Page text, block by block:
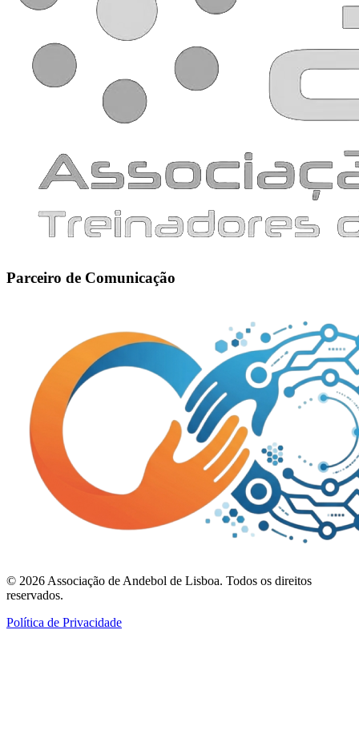
Parceiro de Comunicação
© 2026 Associação de Andebol de Lisboa. Todos os direitos
reservados.
Política de Privacidade